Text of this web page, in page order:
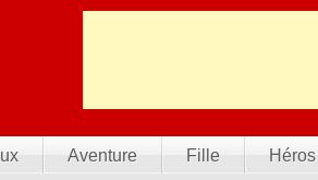
Aventure Fille Héros